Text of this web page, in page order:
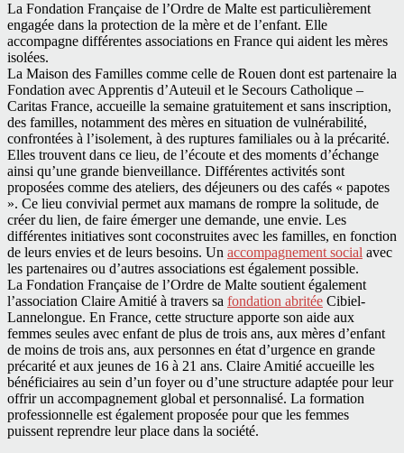
La Fondation Française de l’Ordre de Malte est particulièrement
engagée dans la protection de la mère et de l’enfant. Elle
accompagne différentes associations en France qui aident les mères
isolées.
La Maison des Familles comme celle de Rouen dont est partenaire la
Fondation avec Apprentis d’Auteuil et le Secours Catholique –
Caritas France, accueille la semaine gratuitement et sans inscription,
des familles, notamment des mères en situation de vulnérabilité,
confrontées à l’isolement, à des ruptures familiales ou à la précarité.
Elles trouvent dans ce lieu, de l’écoute et des moments d’échange
ainsi qu’une grande bienveillance. Différentes activités sont
proposées comme des ateliers, des déjeuners ou des cafés « papotes
». Ce lieu convivial permet aux mamans de rompre la solitude, de
créer du lien, de faire émerger une demande, une envie. Les
différentes initiatives sont coconstruites avec les familles, en fonction
de leurs envies et de leurs besoins. Un accompagnement social avec
les partenaires ou d’autres associations est également possible.
La Fondation Française de l’Ordre de Malte soutient également
l’association Claire Amitié à travers sa fondation abritée Cibiel-
Lannelongue. En France, cette structure apporte son aide aux
femmes seules avec enfant de plus de trois ans, aux mères d’enfant
de moins de trois ans, aux personnes en état d’urgence en grande
précarité et aux jeunes de 16 à 21 ans. Claire Amitié accueille les
bénéficiaires au sein d’un foyer ou d’une structure adaptée pour leur
offrir un accompagnement global et personnalisé. La formation
professionnelle est également proposée pour que les femmes
puissent reprendre leur place dans la société.